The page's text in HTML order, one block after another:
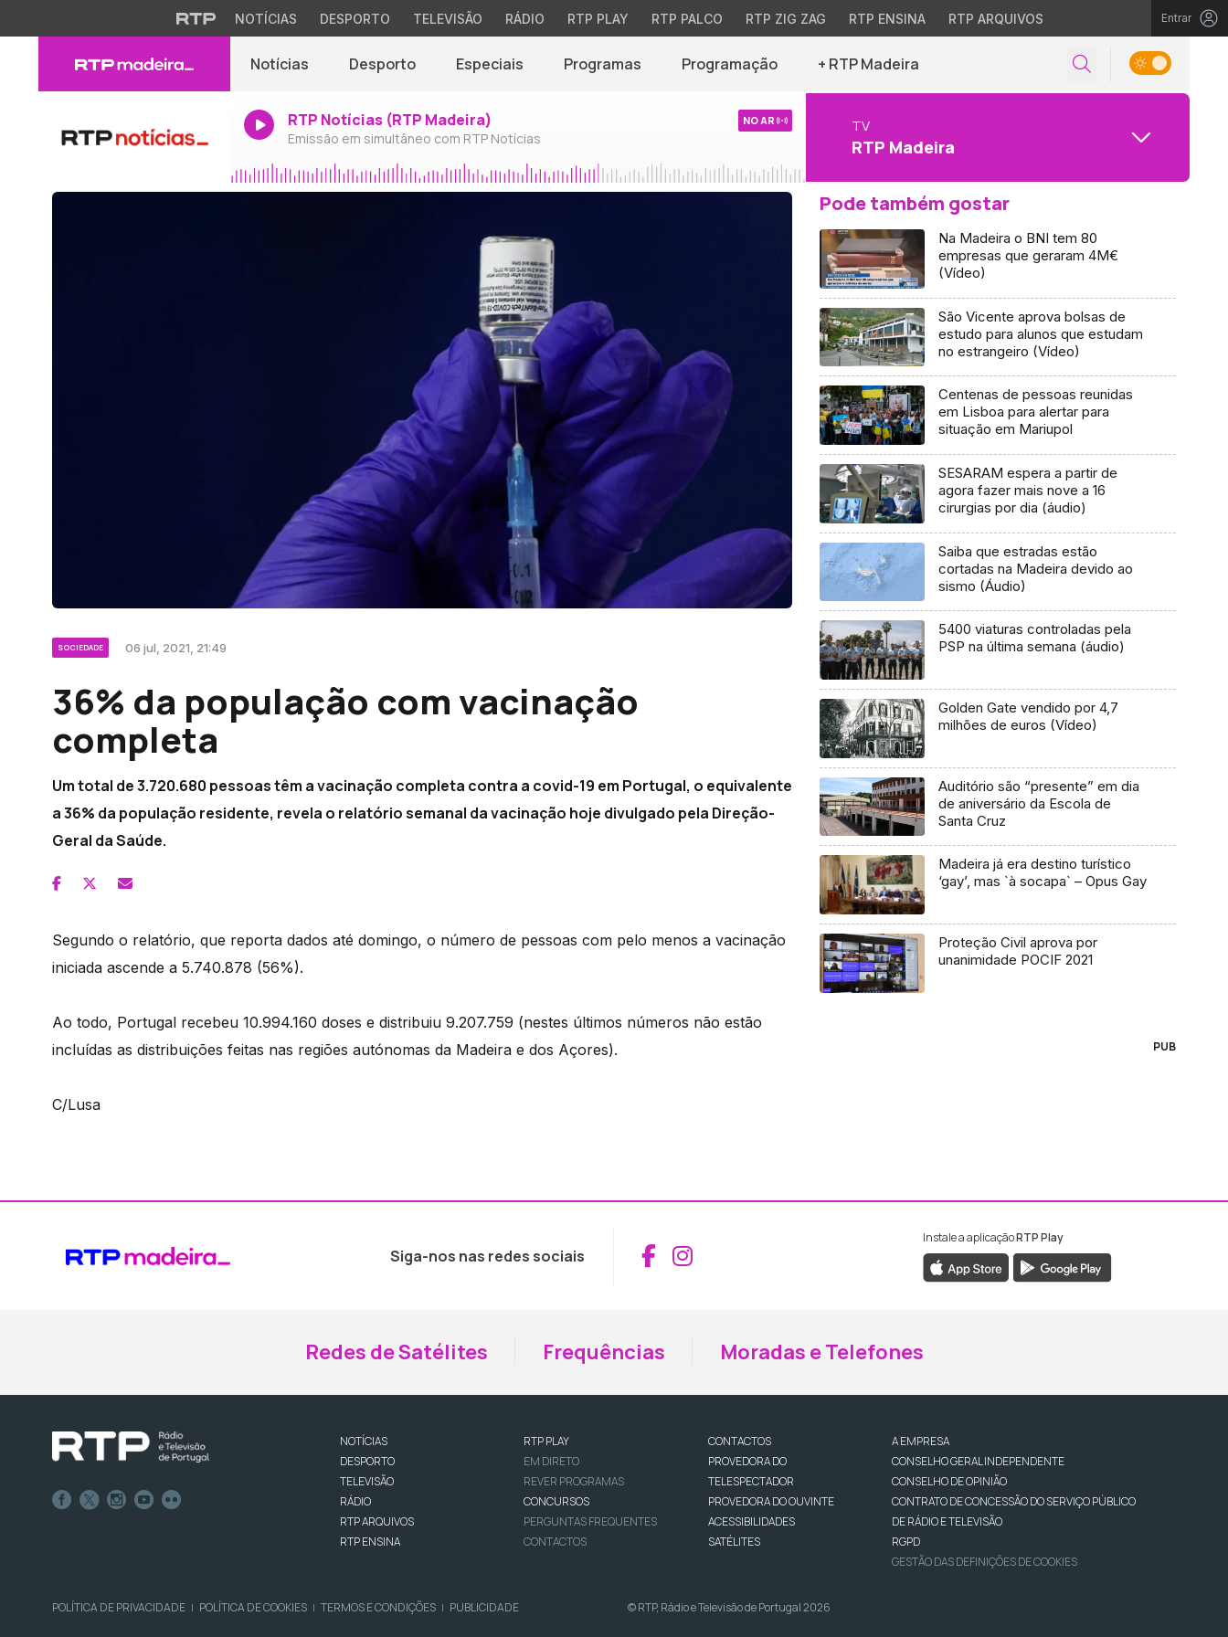
NOTÍCIAS DESPORTO TELEVISÃO RÁDIO RTP PLAY RTP PALCO RTP ZIG ZAG RTP ENSINA RTP ARQUIVOS Entrar
Notícias Desporto Especiais Programas Programação + RTP Madeira
RTP Notícias (RTP Madeira)
Emissão em simultâneo com RTP Notícias
NO AR TV
RTP Madeira
SOCIEDADE 06 jul, 2021, 21:49
36% da população com vacinação
completa
Um total de 3.720.680 pessoas têm a vacinação completa contra a covid-19 em Portugal, o equivalente
a 36% da população residente, revela o relatório semanal da vacinação hoje divulgado pela Direção-
Geral da Saúde.
Segundo o relatório, que reporta dados até domingo, o número de pessoas com pelo menos a vacinação
iniciada ascende a 5.740.878 (56%).
Ao todo, Portugal recebeu 10.994.160 doses e distribuiu 9.207.759 (nestes últimos números não estão
incluídas as distribuições feitas nas regiões autónomas da Madeira e dos Açores).
C/Lusa
Pode também gostar
Na Madeira o BNI tem 80
empresas que geraram 4M€
(Vídeo)
São Vicente aprova bolsas de
estudo para alunos que estudam
no estrangeiro (Vídeo)
Centenas de pessoas reunidas
em Lisboa para alertar para
situação em Mariupol
SESARAM espera a partir de
agora fazer mais nove a 16
cirurgias por dia (áudio)
Saiba que estradas estão
cortadas na Madeira devido ao
sismo (Áudio)
5400 viaturas controladas pela
PSP na última semana (áudio)
Golden Gate vendido por 4,7
milhões de euros (Vídeo)
Auditório são “presente” em dia
de aniversário da Escola de
Santa Cruz
Madeira já era destino turístico
‘gay’, mas `à socapa` – Opus Gay
Proteção Civil aprova por
unanimidade POCIF 2021
PUB
Siga-nos nas redes sociais Aceder ao Facebook da RTP Madeira
Aceder ao Instagram da RTP Madeira
Instale a aplicaçãoRTP Play
Redes de Satélites Frequências Moradas e Telefones
NOTÍCIAS
DESPORTO
TELEVISÃO
RÁDIO
RTP ARQUIVOS
RTP ENSINA
RTP PLAY
EM DIRETO
REVER PROGRAMAS
CONCURSOS
PERGUNTAS FREQUENTES
CONTACTOS
CONTACTOS
PROVEDORA DO
TELESPECTADOR
PROVEDORA DO OUVINTE
ACESSIBILIDADES
SATÉLITES
A EMPRESA
CONSELHO GERAL INDEPENDENTE
CONSELHO DE OPINIÃO
CONTRATO DE CONCESSÃO DO SERVIÇO PÚBLICO
DE RÁDIO E TELEVISÃO
RGPD
GESTÃO DAS DEFINIÇÕES DE COOKIES
POLÍTICA DE PRIVACIDADE | POLÍTICA DE COOKIES | TERMOS E CONDIÇÕES | PUBLICIDADE © RTP, Rádio e Televisão de Portugal 2026